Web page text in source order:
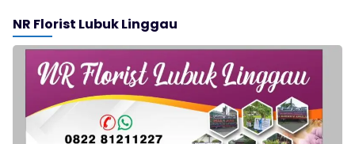
NR Florist Lubuk Linggau